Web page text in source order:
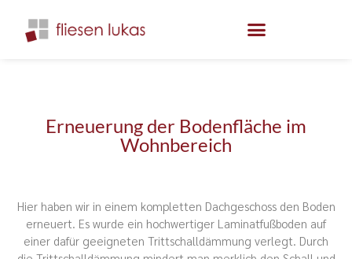
Erneuerung der Bodenfläche im
Wohnbereich
Hier haben wir in einem kompletten Dachgeschoss den Boden
erneuert. Es wurde ein hochwertiger Laminatfußboden auf
einer dafür geeigneten Trittschalldämmung verlegt. Durch